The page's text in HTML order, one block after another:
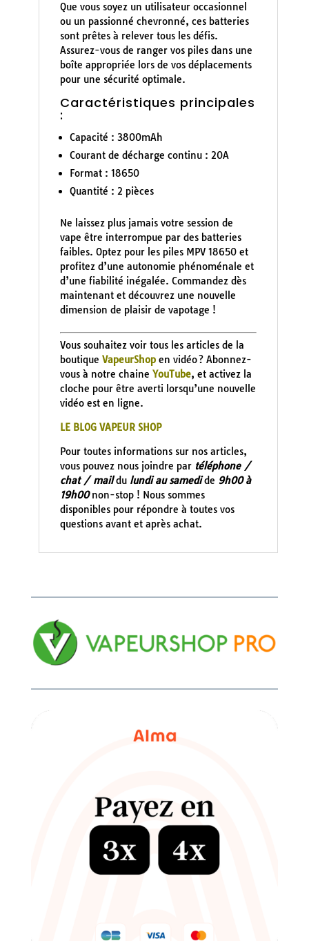
Que vous soyez un utilisateur occasionnel
ou un passionné chevronné, ces batteries
sont prêtes à relever tous les défis.
Assurez-vous de ranger vos piles dans une
boîte appropriée lors de vos déplacements
pour une sécurité optimale.
Caractéristiques principales
:
Capacité : 3800mAh
Courant de décharge continu : 20A
Format : 18650
Quantité : 2 pièces
Ne laissez plus jamais votre session de
vape être interrompue par des batteries
faibles. Optez pour les piles MPV 18650 et
profitez d’une autonomie phénoménale et
d’une fiabilité inégalée. Commandez dès
maintenant et découvrez une nouvelle
dimension de plaisir de vapotage !
Vous souhaitez voir tous les articles de la
boutique VapeurShopen vidéo ? Abonnez-
vous à notre chaine YouTube, et activez la
cloche pour être averti lorsqu’une nouvelle
vidéo est en ligne.
LE BLOG VAPEUR SHOP
Pour toutes informations sur nos articles,
vous pouvez nous joindre par téléphone /
chat / maildu lundi au samedide 9h00 à
19h00non-stop ! Nous sommes
disponibles pour répondre à toutes vos
questions avant et après achat.